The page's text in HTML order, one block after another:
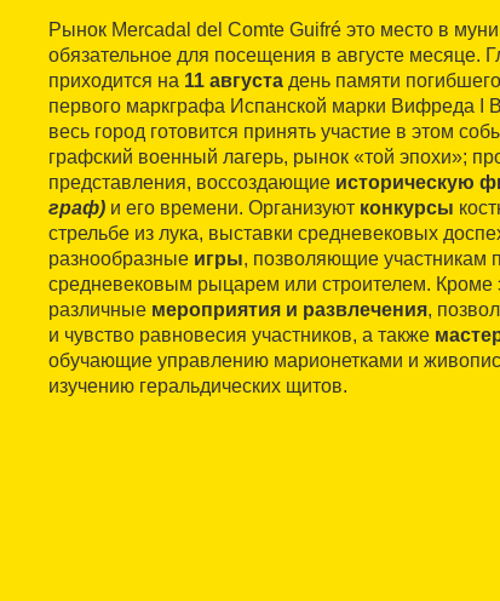
Рынок Mercadal del Comte Guifré это место в
обязательное для посещения в августе месяце.
приходится на 11 августа день памяти
первого маркграфа Испанской марки Вифреда I
весь город готовится принять участие в этом
графский военный лагерь, рынок «той эпохи»;
представления, воссоздающие историческую
граф) и его времени. Организуют конкурсы
стрельбе из лука, выставки средневековых
разнообразные игры, позволяющие участникам
средневековым рыцарем или строителем. Кроме
различные мероприятия и развлечения,
и чувство равновесия участников, а также
обучающие управлению марионетками и
изучению геральдических щитов.